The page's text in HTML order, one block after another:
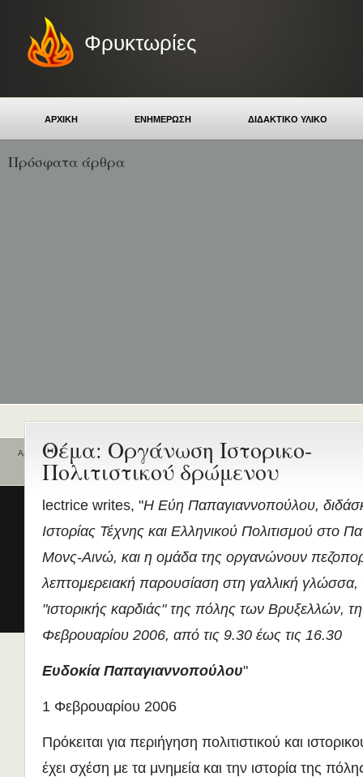
Φρυκτωρίες
ΑΡΧΙΚΗ ΕΝΗΜΕΡΩΣΗ ΔΙΔΑΚΤΙΚΟ ΥΛΙΚΟ
Πρόσφατα άρθρα
Θέμα: Οργάνωση Ιστορικο-
Πολιτιστικού δρώμενου
lectrice writes, "Η Εύη Παπαγιαννοπούλου,
Ιστορίας Τέχνης και Ελληνικού Πολιτισμού στο
Μονς-Αινώ, και η ομάδα της οργανώνουν
λεπτομερειακή παρουσίαση στη γαλλική
"ιστορικής καρδιάς" της πόλης των Βρυξελλών,
Φεβρουαρίου 2006, από τις 9.30 έως τις 16.30
Ευδοκία Παπαγιαννοπούλου"
1 Φεβρουαρίου 2006
Πρόκειται για περιήγηση πολιτιστικού και
έχει σχέση με τα μνημεία και την ιστορία της
Αρχική
Ποιοι είναι εδώ
Είναι εδώ αυτή τη στιγμή
0 χρήστες
Ενεργά θέματα
συζήτησης
Δεύτερης/Ξένης Γλώσσας
(Εξ Αποστάσεως) από το Παν/
Λευκωσίας σε συνεργασία με
ΚΕΓ
το πιστοποιητικό επιπέδου Γ2
Πρώτο Διεθνές Συνέδριο
Νεοελληνικών Σπουδών
Εδώ Πολυτεχνείο!